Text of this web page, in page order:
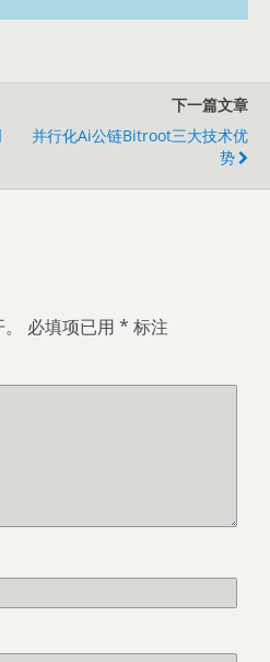
下一篇文章
并行化ai公链bitroot三大技术优
势
必填项已用 * 标注